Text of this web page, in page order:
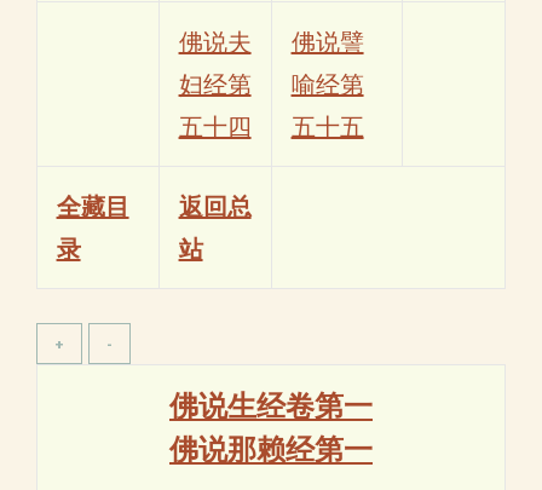
佛说夫
妇经第
五十四
佛说譬
喻经第
五十五
全藏目
录
返回总
站
佛说生经卷第一
佛说那赖经第一